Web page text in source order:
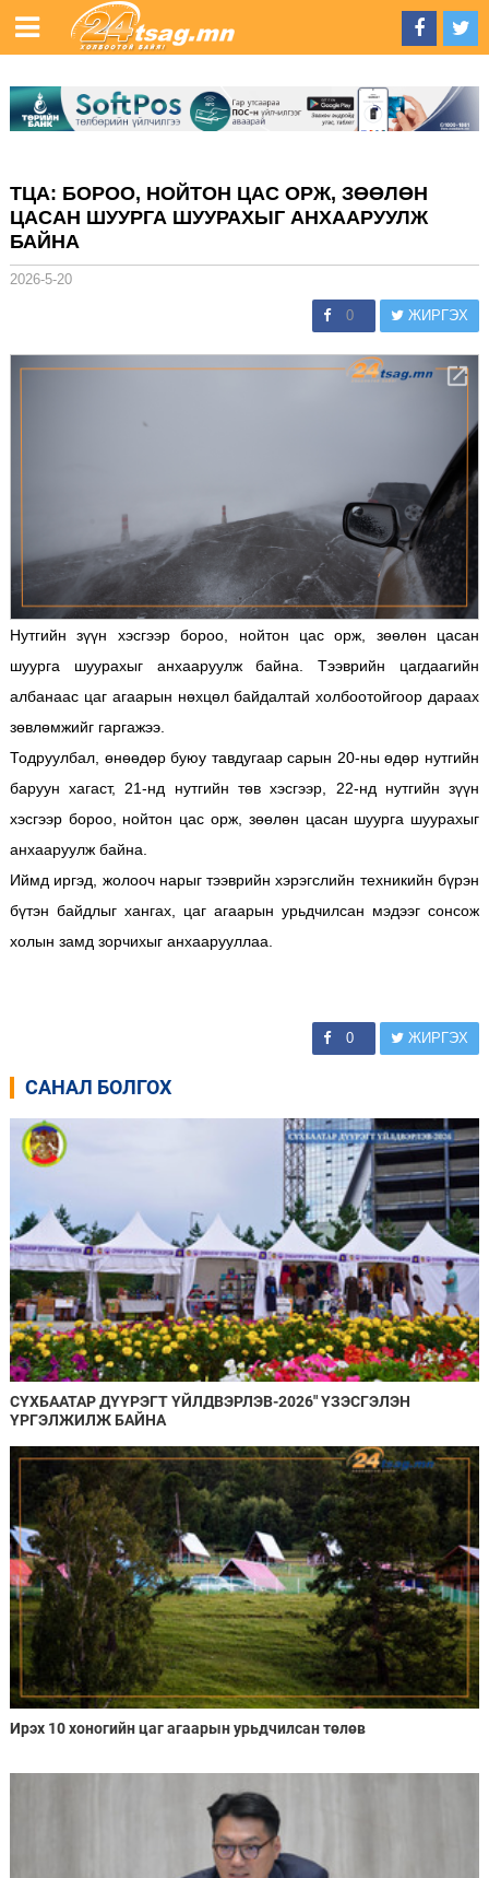
ТЦА: БОРОО, НОЙТОН ЦАС ОРЖ, ЗӨӨЛӨН
ЦАСАН ШУУРГА ШУУРАХЫГ АНХААРУУЛЖ
БАЙНА
2026-5-20
0 ЖИРГЭХ
Нутгийн зүүн хэсгээр бороо, нойтон цас орж, зөөлөн цасан
шуурга шуурахыг анхааруулж байна. Тээврийн цагдаагийн
албанаас цаг агаарын нөхцөл байдалтай холбоотойгоор дараах
зөвлөмжийг гаргажээ.
Тодруулбал, өнөөдөр буюу тавдугаар сарын 20-ны өдөр нутгийн
баруун хагаст, 21-нд нутгийн төв хэсгээр, 22-нд нутгийн зүүн
хэсгээр бороо, нойтон цас орж, зөөлөн цасан шуурга шуурахыг
анхааруулж байна.
Иймд иргэд, жолооч нарыг тээврийн хэрэгслийн техникийн бүрэн
бүтэн байдлыг хангах, цаг агаарын урьдчилсан мэдээг сонсож
холын замд зорчихыг анхаарууллаа.
0 ЖИРГЭХ
САНАЛ БОЛГОХ
СҮХБААТАР ДҮҮРЭГТ ҮЙЛДВЭРЛЭВ-2026" ҮЗЭСГЭЛЭН
ҮРГЭЛЖИЛЖ БАЙНА
Ирэх 10 хоногийн цаг агаарын урьдчилсан төлөв